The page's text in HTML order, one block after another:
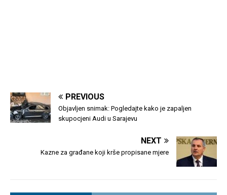
PREVIOUS
Objavljen snimak: Pogledajte kako je zapaljen
skupocjeni Audi u Sarajevu
NEXT
Kazne za građane koji krše propisane mjere